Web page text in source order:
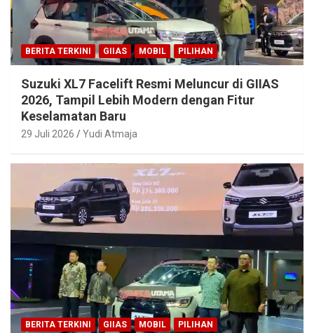
BERITA TERKINI GIIAS MOBIL PILIHAN
Suzuki XL7 Facelift Resmi Meluncur di GIIAS
2026, Tampil Lebih Modern dengan Fitur
Keselamatan Baru
29 Juli 2026 Yudi Atmaja
BERITA TERKINI GIIAS MOBIL PILIHAN